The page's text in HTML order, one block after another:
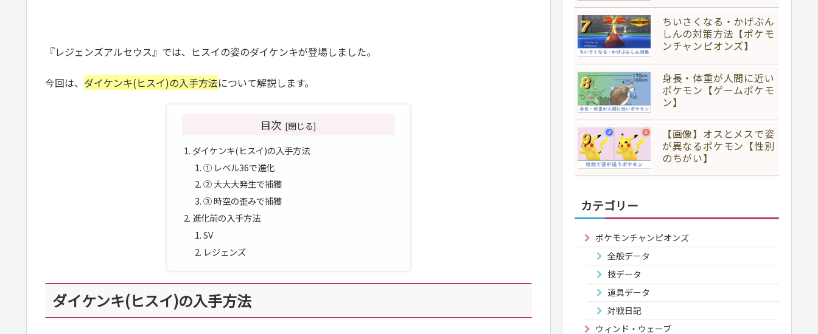
『レジェンズアルセウス』では、ヒスイの姿のダイケンキが登場しました。
今回は、 ダイケンキ(ヒスイ)の入手方法について解説します。
目次
ダイケンキ(ヒスイ)の入手方法
① レベル36で進化
② 大大大発生で捕獲
③ 時空の歪みで捕獲
進化前の入手方法
SV
レジェンズ
ダイケンキ(ヒスイ)の入手方法
ちいさくなる・かげぶん
しんの対策方法【ポケモ
ンチャンピオンズ】
身長・体重が人間に近い
ポケモン【ゲームポケモ
ン】
【画像】オスとメスで姿
が異なるポケモン【性別
のちがい】
カテゴリー
ポケモンチャンピオンズ
全般データ
技データ
道具データ
対戦日記
ウィンド・ウェーブ